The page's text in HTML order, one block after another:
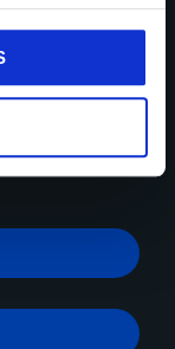
que recibas.
sobre el
para